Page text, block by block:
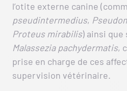
l’otite externe canine
pseudintermedius,
Proteus mirabilis) ainsi que
Malassezia pachydermatis,
prise en charge de ces
supervision vétérinaire.